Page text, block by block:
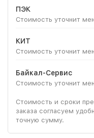
ПЭК
Стоимость уточнит
КИТ
Стоимость уточнит
Байкал-Сервис
Стоимость уточнит
Стоимость и сроки
заказа согласуем
точную сумму.